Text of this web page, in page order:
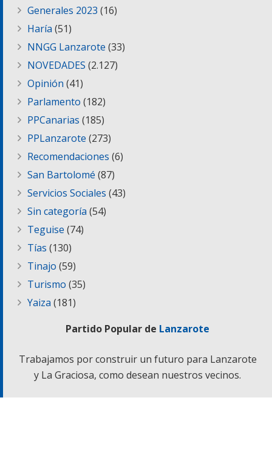
Generales 2023 (16)
Haría (51)
NNGG Lanzarote (33)
NOVEDADES (2.127)
Opinión (41)
Parlamento (182)
PPCanarias (185)
PPLanzarote (273)
Recomendaciones (6)
San Bartolomé (87)
Servicios Sociales (43)
Sin categoría (54)
Teguise (74)
Tías (130)
Tinajo (59)
Turismo (35)
Yaiza (181)
Partido Popular de Lanzarote
Trabajamos por construir un futuro para Lanzarote
y La Graciosa, como desean nuestros vecinos.